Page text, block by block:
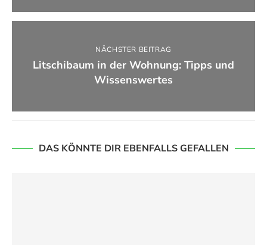
NÄCHSTER BEITRAG
Litschibaum in der Wohnung: Tipps und
Wissenswertes
DAS KÖNNTE DIR EBENFALLS GEFALLEN